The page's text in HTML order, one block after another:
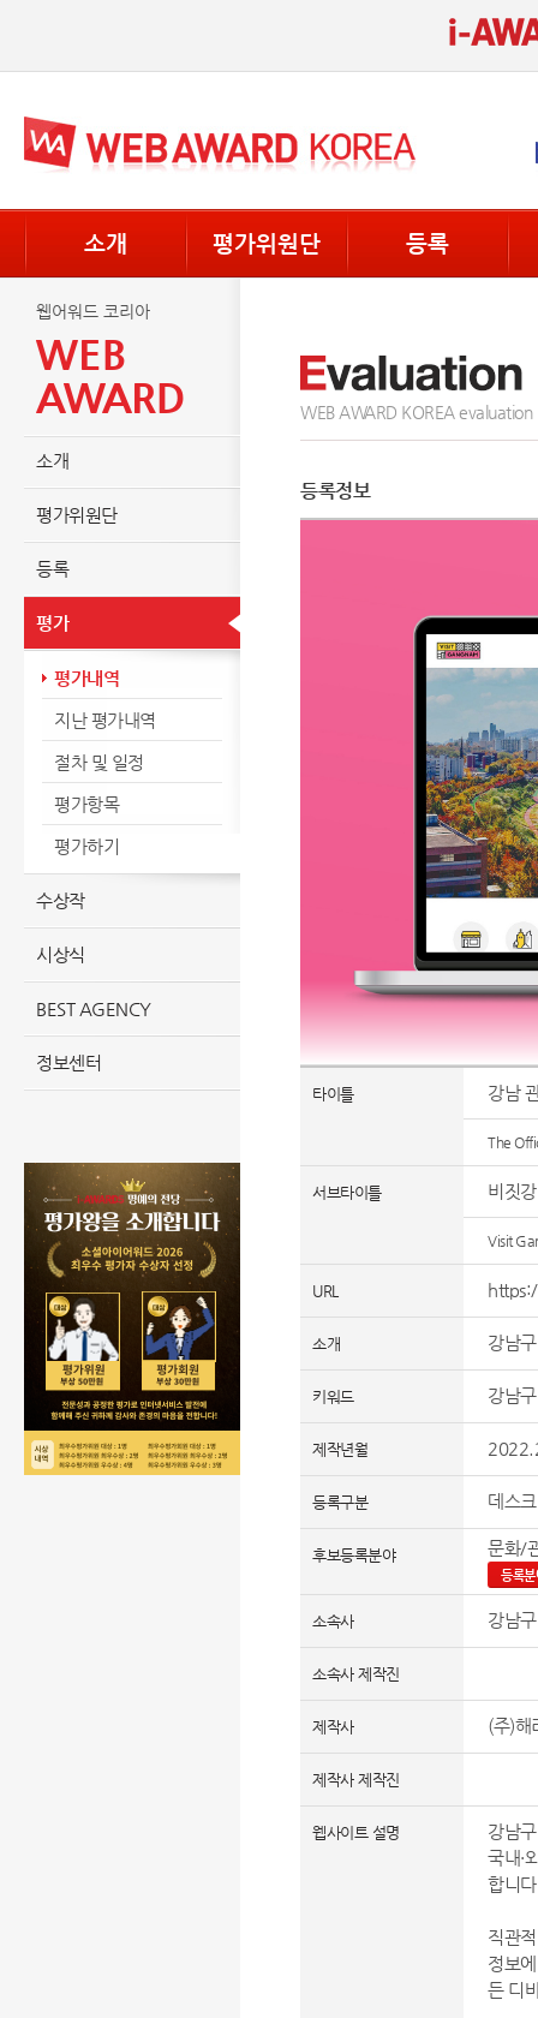
소개 평가위원단 등록
WEB AWARD KOREA evaluation
등록정보
타이틀 강남
The
서브타이틀 비짓
Visit
URL
소개 강남
키워드 강남
제작년월
등록구분 데스
후보등록분야 문화/
등록분
소속사 강남
소속사 제작진
제작사 (주)해
제작사 제작진
웹사이트 설명
강남
국내
합니
직관
정보
든 디
웹어워드 코리아
WEB
AWARD
소개
평가위원단
등록
평가
평가내역
지난 평가내역
절차 및 일정
평가항목
평가하기
수상작
시상식
BEST AGENCY
정보센터